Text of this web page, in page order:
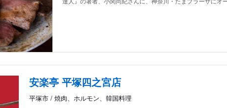
安楽亭 平塚四之宮店
平塚市 / 焼肉、ホルモン、韓国料理